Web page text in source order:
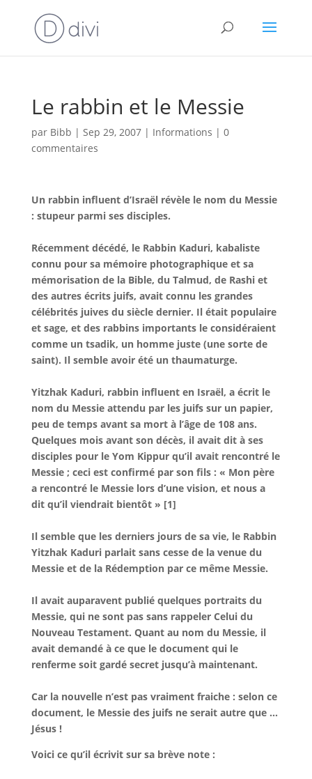
Le rabbin et le Messie
par Bibb | Sep 29, 2007| Informations | 0
commentaires
Un rabbin influent d’Israël révèle le nom du Messie
: stupeur parmi ses disciples.
Récemment décédé, le Rabbin Kaduri, kabaliste
connu pour sa mémoire photographique et sa
mémorisation de la Bible, du Talmud, de Rashi et
des autres écrits juifs, avait connu les grandes
célébrités juives du siècle dernier. Il était populaire
et sage, et des rabbins importants le considéraient
comme un tsadik, un homme juste (une sorte de
saint). Il semble avoir été un thaumaturge.
Yitzhak Kaduri, rabbin influent en Israël, a écrit le
nom du Messie attendu par les juifs sur un papier,
peu de temps avant sa mort à l’âge de 108 ans.
Quelques mois avant son décès, il avait dit à ses
disciples pour le Yom Kippur qu’il avait rencontré le
Messie ; ceci est confirmé par son fils : « Mon père
a rencontré le Messie lors d’une vision, et nous a
dit qu’il viendrait bientôt » [1]
Il semble que les derniers jours de sa vie, le Rabbin
Yitzhak Kaduri parlait sans cesse de la venue du
Messie et de la Rédemption par ce même Messie.
Il avait auparavent publié quelques portraits du
Messie, qui ne sont pas sans rappeler Celui du
Nouveau Testament. Quant au nom du Messie, il
avait demandé à ce que le document qui le
renferme soit gardé secret jusqu’à maintenant.
Car la nouvelle n’est pas vraiment fraiche : selon ce
document, le Messie des juifs ne serait autre que …
Jésus !
Voici ce qu’il écrivit sur sa brève note :